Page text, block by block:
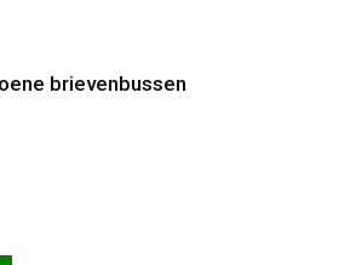
brievenbussen